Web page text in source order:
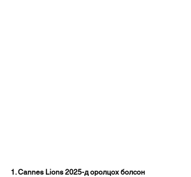
1. Cannes Lions 2025-д оролцох болсон